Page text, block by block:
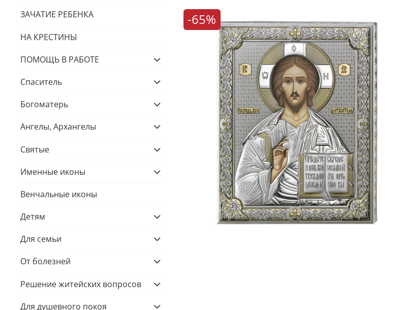
-65%
ЗАЧАТИЕ РЕБЕНКА
НА КРЕСТИНЫ
ПОМОЩЬ В РАБОТЕ
Спаситель
Богоматерь
Ангелы, Архангелы
Святые
Именные иконы
Венчальные иконы
Детям
Для семьи
От болезней
Решение житейских вопросов
Для душевного покоя